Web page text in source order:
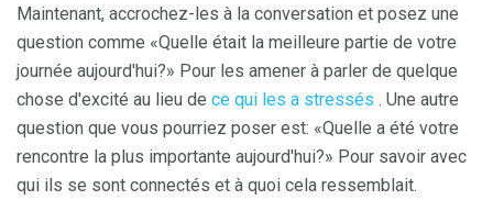
Maintenant, accrochez-les à la conversation et posez une
question comme «Quelle était la meilleure partie de votre
journée aujourd'hui?» Pour les amener à parler de quelque
chose d'excité au lieu de ce qui les a stressés . Une autre
question que vous pourriez poser est: «Quelle a été votre
rencontre la plus importante aujourd'hui?» Pour savoir avec
qui ils se sont connectés et à quoi cela ressemblait.